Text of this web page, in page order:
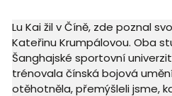
Lu Kai žil v Číně, zde poznal
Kateřinu Krumpálovou. Oba
Šanghajské sportovní
trénovala čínská bojová
otěhotněla, přemýšleli jsme,